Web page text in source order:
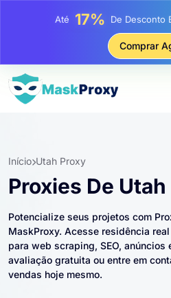
Até25%Desconto Em
Desconto Em
Comprar
Início Utah Proxy
Proxies De Utah
Potencialize seus projetos com
MaskProxy. Acesse residência real
para web scraping, SEO, anúncios
avaliação gratuita ou entre em
vendas hoje mesmo.